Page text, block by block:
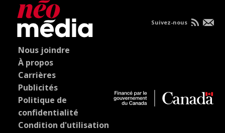
Nous joindre
À propos
Carrières
Publicités
Politique de
confidentialité
Condition d'utilisation
Suivez-nous